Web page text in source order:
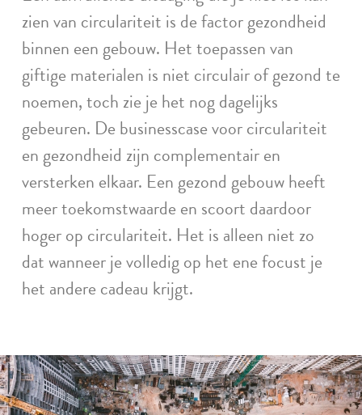
zien van circulariteit is de factor gezondheid
binnen een gebouw. Het toepassen van
giftige materialen is niet circulair of gezond te
noemen, toch zie je het nog dagelijks
gebeuren. De businesscase voor circulariteit
en gezondheid zijn complementair en
versterken elkaar. Een gezond gebouw heeft
meer toekomstwaarde en scoort daardoor
hoger op circulariteit. Het is alleen niet zo
dat wanneer je volledig op het ene focust je
het andere cadeau krijgt.